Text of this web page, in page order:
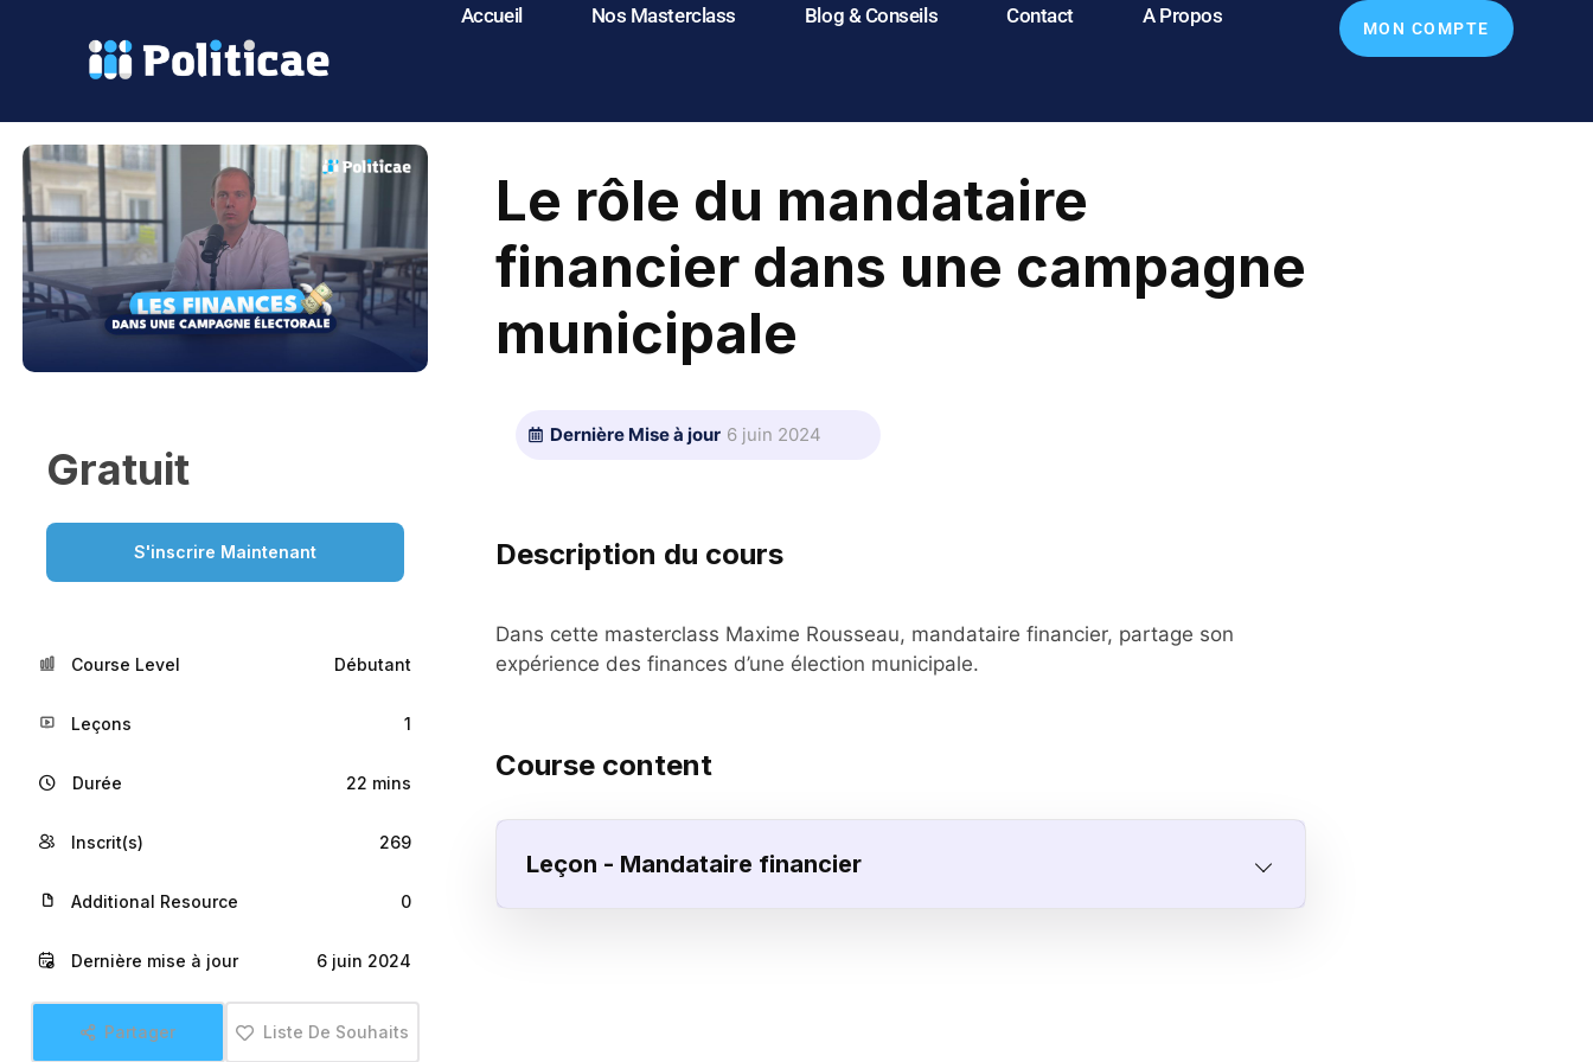
Accueil Nos Masterclass Blog & Conseils Contact A Propos
MON COMPTE
Gratuit
S'inscrire Maintenant
Course Level Débutant
Leçons 1
Durée 22 mins
Inscrit(s) 269
Additional Resource 0
Dernière mise à jour 6 juin 2024
Partager Liste De Souhaits
Le rôle du mandataire
financier dans une campagne
municipale
Dernière Mise à jour 6 juin 2024
Description du cours
Dans cette masterclass Maxime Rousseau, mandataire financier, partage son
expérience des finances d’une élection municipale.
Course content
Leçon - Mandataire financier